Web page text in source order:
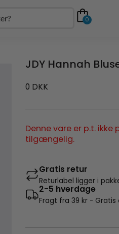
0
JDY Hannah
0 DKK
Denne vare er p.t.
tilgængelig.
Gratis retur
Returlabel ligger i
2-5 hverdage
Fragt fra 39 kr - Gratis